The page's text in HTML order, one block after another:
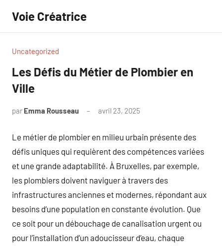
contenu
Voie Créatrice
Uncategorized
Les Défis du Métier de Plombier en
Ville
par Emma Rousseau avril 23, 2025
Le métier de plombier en milieu urbain présente des
défis uniques qui requièrent des compétences variées
et une grande adaptabilité. À Bruxelles, par exemple,
les plombiers doivent naviguer à travers des
infrastructures anciennes et modernes, répondant aux
besoins d’une population en constante évolution. Que
ce soit pour un débouchage de canalisation urgent ou
pour l’installation d’un adoucisseur d’eau, chaque